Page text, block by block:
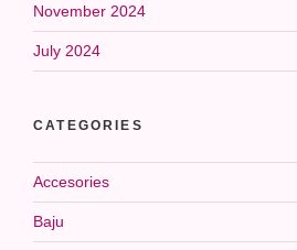
November 2024
July 2024
CATEGORIES
Accesories
Baju